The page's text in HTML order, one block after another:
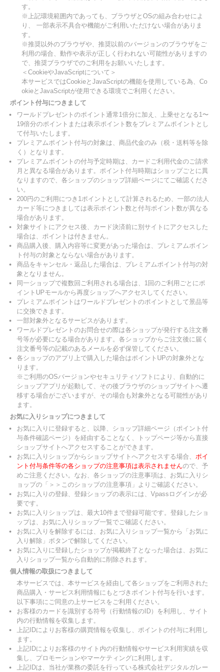
す。
※上記環境範囲内であっても、ブラウザとOSの組み合わせによ
り、 一部表示不具合や機能がご利用いただけない場合がありま
す。
※推奨以外のブラウザや、推奨以前のバージョンのブラウザをご
利用の場合、動作や表示が正しく行われない可能性がありますの
で、推奨ブラウザでのご利用をお願いいたします。
＜CookieやJavaScriptについて＞
本サービスではCookieとJavaScriptの機能を使用している為、Co
okieとJavaScriptが使用できる環境でご利用ください。
ポイント付与につきまして
ワールドプレゼントのポイント通常1倍分に加え、上乗せとなる1〜
19倍分のポイントまたは表示ポイント数をプレミアムポイントとし
て付与いたします。
プレミアムポイント付与の対象は、商品代金のみ（税・送料等を除
く）となります。
プレミアムポイントの付与予定時期は、カードご利用代金のご請求
月と異なる場合があります。ポイント付与時期はショップごとに異
なりますので、各ショップのショップ詳細ページにてご確認くださ
い。
200円のご利用につき1ポイントとして計算されるため、一部の法人
カード等につきましては表示ポイント数と付与ポイント数が異なる
場合があります。
対象サイトにアクセス後、カード決済前に別サイトにアクセスした
場合は、ポイントは付きません。
商品購入後、購入内容等に変更があった場合は、プレミアムポイン
ト付与の対象とならない場合があります。
商品をキャンセル・返品した場合は、プレミアムポイント付与の対
象となりません。
同一ショップで複数回ご利用される場合は、1回のご利用ごとにポ
イントUPモールから再度ショップへアクセスしてください。
プレミアムポイントはワールドプレゼントのポイントとして景品等
に交換できます。
一部対象外となるサービスがあります。
ワールドプレゼントのお問合せの際は各ショップが発行する注文番
号等が必要になる場合があります。各ショップからご注文後に届く
注文番号等の記載のあるメールを必ず保管してください。
各ショップのアプリ上で購入した場合はポイントUPの対象外とな
ります。
※ご利用のOSバージョンやセキュリティソフトにより、自動的に
ショップアプリが起動して、その後ブラウザのショップサイトへ遷
移する場合がございますが、その場合も対象外となる可能性があり
ます。
お気に入りショップにつきまして
お気に入りに登録すると、以降、ショップ詳細ページ（ポイント付
与条件確認ページ）を経由することなく、トップページ等から直接
ショップサイトへアクセスすることができます。
お気に入りショップからショップサイトへアクセスする場合、 ポイ
ント付与条件等の各ショップの注意事項は表示されませんので、予
めご注意ください。なお、各ショップの注意事項は、お気に入りシ
ョップの「＞＞このショップの注意事項」よりご確認ください。
お気に入りの登録、登録ショップの表示には、Vpassログインが必
要です。
お気に入りショップは、最大10件まで登録可能です。登録したショ
ップは、お気に入りショップ一覧でご確認ください。
お気に入りを解除するには、お気に入りショップ一覧から「お気に
入り解除」ボタンで解除してください。
お気に入りに登録したショップが掲載終了となった場合は、お気に
入りショップ一覧から自動的に削除されます。
個人情報の取扱につきまして
本サービスでは、本サービスを経由して各ショップをご利用された
商品購入・サービス利用情報にもとづきポイント付与を行います。
以下事項にご同意の上サービスをご利用ください。
お客様のカードを識別する符号（行動情報のID）を利用し、サイト
内の行動情報を収集します。
上記IDによりお客様の購買情報を収集し、ポイントの付与に利用し
ます。
上記IDによりお客様のサイト内の行動情報やサービス利用実績を収
集し、プロモーションやマーケティングに利用します。
上記IDは、当社が業務の委託を行っている株式会社デジタルガレー